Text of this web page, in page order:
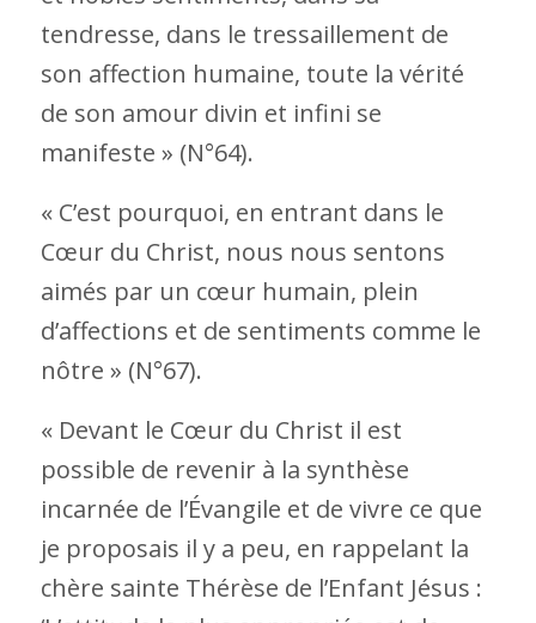
tendresse, dans le tressaillement de
son affection humaine, toute la vérité
de son amour divin et infini se
manifeste » (N°64).
« C’est pourquoi, en entrant dans le
Cœur du Christ, nous nous sentons
aimés par un cœur humain, plein
d’affections et de sentiments comme le
nôtre » (N°67).
« Devant le Cœur du Christ il est
possible de revenir à la synthèse
incarnée de l’Évangile et de vivre ce que
je proposais il y a peu, en rappelant la
chère sainte Thérèse de l’Enfant Jésus :